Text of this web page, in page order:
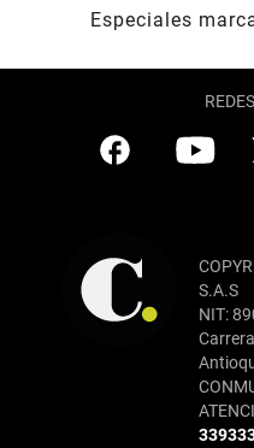
Especiales
S.A.S
NIT: